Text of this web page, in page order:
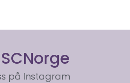
på Instagram